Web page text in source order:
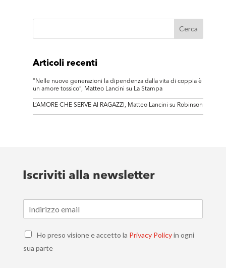
Articoli recenti
“Nelle nuove generazioni la dipendenza dalla vita di coppia è
un amore tossico”, Matteo Lancini su La Stampa
L’AMORE CHE SERVE AI RAGAZZI, Matteo Lancini su Robinson
Iscriviti alla newsletter
m
C
e
Ho preso visione e accetto la Privacy Policyin ogni
sua parte